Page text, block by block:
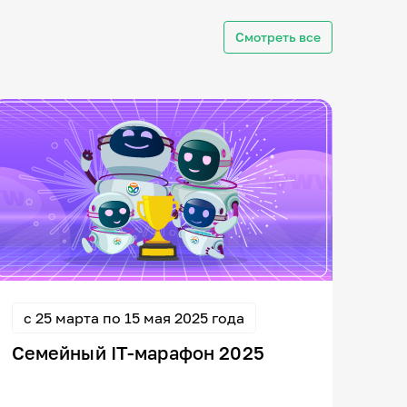
Смотреть все
с 25 марта по 15 мая 2025 года
Семейный IT-марафон 2025